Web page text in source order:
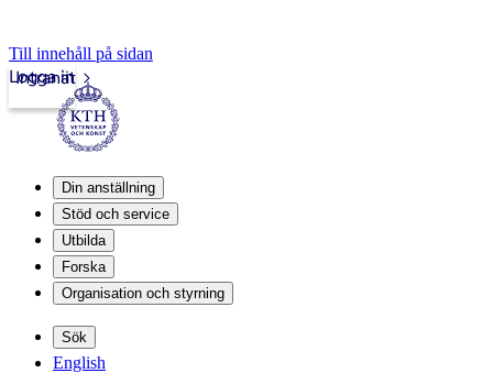
Till innehåll på sidan
Intranät
Logga in
Din anställning
Stöd och service
Utbilda
Forska
Organisation och styrning
Sök
English